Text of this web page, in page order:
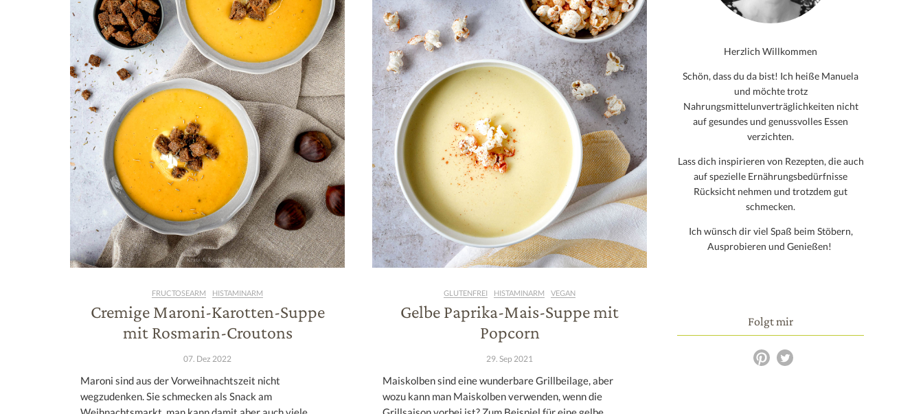
FRUCTOSEARM HISTAMINARM
Cremige Maroni-Karotten-Suppe
mit Rosmarin-Croutons
07. Dez 2022
Maroni sind aus der Vorweihnachtszeit nicht
wegzudenken. Sie schmecken als Snack am
GLUTENFREI HISTAMINARM VEGAN
Gelbe Paprika-Mais-Suppe mit
Popcorn
29. Sep 2021
Maiskolben sind eine wunderbare Grillbeilage, aber
wozu kann man Maiskolben verwenden, wenn die
Herzlich Willkommen
Schön, dass du da bist! Ich heiße Manuela
und möchte trotz
Nahrungsmittelunverträglichkeiten nicht
auf gesundes und genussvolles Essen
verzichten.
Lass dich inspirieren von Rezepten, die auch
auf spezielle Ernährungsbedürfnisse
Rücksicht nehmen und trotzdem gut
schmecken.
Ich wünsch dir viel Spaß beim Stöbern,
Ausprobieren und Genießen!
Folgt mir